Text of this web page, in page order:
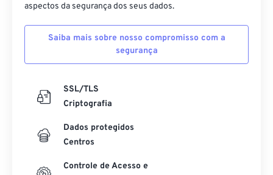
aspectos da segurança dos seus dados.
Saiba mais sobre nosso compromisso com a
segurança
SSL/TLS
Criptografia
Dados protegidos
Centros
Controle de Acesso e